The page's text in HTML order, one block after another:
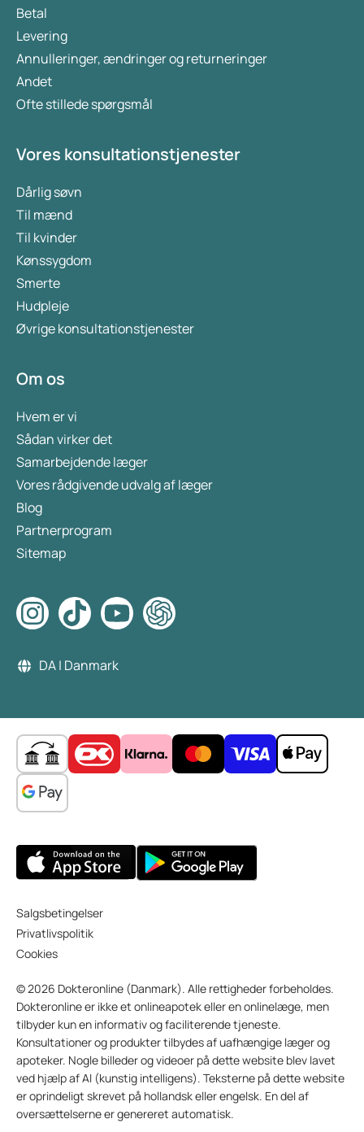
Betal
Levering
Annulleringer, ændringer og returneringer
Andet
Ofte stillede spørgsmål
Vores konsultationstjenester
Dårlig søvn
Til mænd
Til kvinder
Kønssygdom
Smerte
Hudpleje
Øvrige konsultationstjenester
Om os
Hvem er vi
Sådan virker det
Samarbejdende læger
Vores rådgivende udvalg af læger
Blog
Partnerprogram
Sitemap
DA | Danmark
Salgsbetingelser
Privatlivspolitik
Cookies
© 2026 Dokteronline (Danmark). Alle rettigheder forbeholdes.
Dokteronline er ikke et onlineapotek eller en onlinelæge, men
tilbyder kun en informativ og faciliterende tjeneste.
Konsultationer og produkter tilbydes af uafhængige læger og
apoteker. Nogle billeder og videoer på dette website blev lavet
ved hjælp af AI (kunstig intelligens). Teksterne på dette website
er oprindeligt skrevet på hollandsk eller engelsk. En del af
oversættelserne er genereret automatisk.